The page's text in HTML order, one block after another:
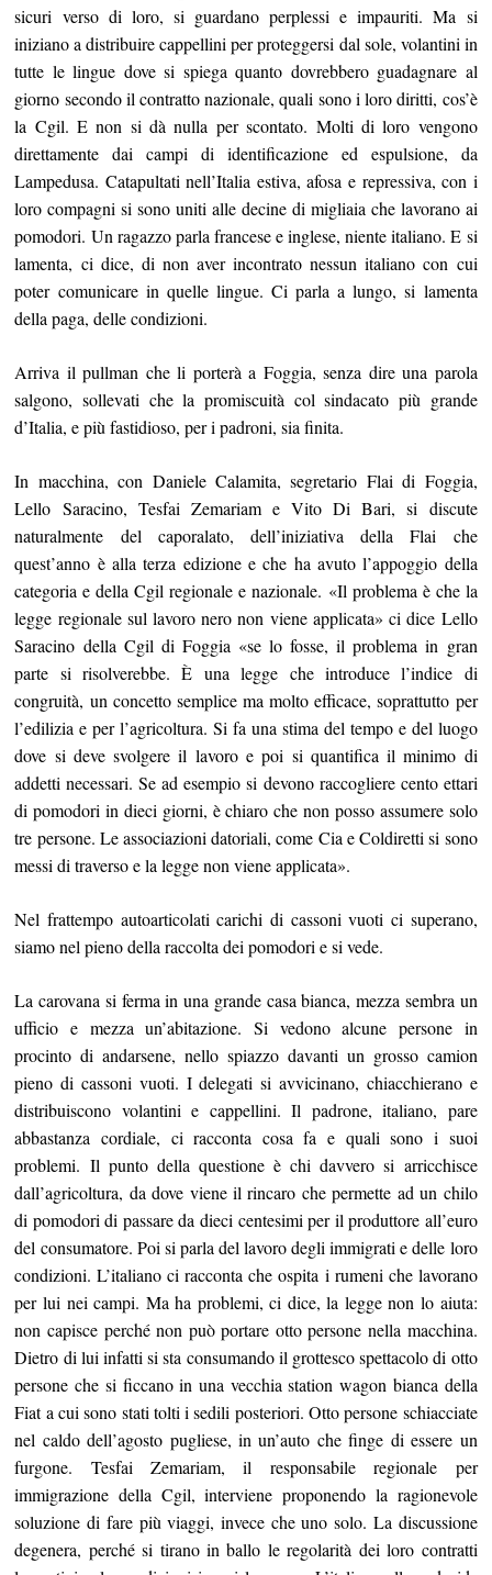
sicuri verso di loro, si guardano perplessi e impauriti. Ma si
iniziano a distribuire cappellini per proteggersi dal sole, volantini in
tutte le lingue dove si spiega quanto dovrebbero guadagnare al
giorno secondo il contratto nazionale, quali sono i loro diritti, cos’è
la Cgil. E non si dà nulla per scontato. Molti di loro vengono
direttamente dai campi di identificazione ed espulsione, da
Lampedusa. Catapultati nell’Italia estiva, afosa e repressiva, con i
loro compagni si sono uniti alle decine di migliaia che lavorano ai
pomodori. Un ragazzo parla francese e inglese, niente italiano. E si
lamenta, ci dice, di non aver incontrato nessun italiano con cui
poter comunicare in quelle lingue. Ci parla a lungo, si lamenta
della paga, delle condizioni.
Arriva il pullman che li porterà a Foggia, senza dire una parola
salgono, sollevati che la promiscuità col sindacato più grande
d’Italia, e più fastidioso, per i padroni, sia finita.
In macchina, con Daniele Calamita, segretario Flai di Foggia,
Lello Saracino, Tesfai Zemariam e Vito Di Bari, si discute
naturalmente del caporalato, dell’iniziativa della Flai che
quest’anno è alla terza edizione e che ha avuto l’appoggio della
categoria e della Cgil regionale e nazionale. «Il problema è che la
legge regionale sul lavoro nero non viene applicata» ci dice Lello
Saracino della Cgil di Foggia «se lo fosse, il problema in gran
parte si risolverebbe. È una legge che introduce l’indice di
congruità, un concetto semplice ma molto efficace, soprattutto per
l’edilizia e per l’agricoltura. Si fa una stima del tempo e del luogo
dove si deve svolgere il lavoro e poi si quantifica il minimo di
addetti necessari. Se ad esempio si devono raccogliere cento ettari
di pomodori in dieci giorni, è chiaro che non posso assumere solo
tre persone. Le associazioni datoriali, come Cia e Coldiretti si sono
messi di traverso e la legge non viene applicata».
Nel frattempo autoarticolati carichi di cassoni vuoti ci superano,
siamo nel pieno della raccolta dei pomodori e si vede.
La carovana si ferma in una grande casa bianca, mezza sembra un
ufficio e mezza un’abitazione. Si vedono alcune persone in
procinto di andarsene, nello spiazzo davanti un grosso camion
pieno di cassoni vuoti. I delegati si avvicinano, chiacchierano e
distribuiscono volantini e cappellini. Il padrone, italiano, pare
abbastanza cordiale, ci racconta cosa fa e quali sono i suoi
problemi. Il punto della questione è chi davvero si arricchisce
dall’agricoltura, da dove viene il rincaro che permette ad un chilo
di pomodori di passare da dieci centesimi per il produttore all’euro
del consumatore. Poi si parla del lavoro degli immigrati e delle loro
condizioni. L’italiano ci racconta che ospita i rumeni che lavorano
per lui nei campi. Ma ha problemi, ci dice, la legge non lo aiuta:
non capisce perché non può portare otto persone nella macchina.
Dietro di lui infatti si sta consumando il grottesco spettacolo di otto
persone che si ficcano in una vecchia station wagon bianca della
Fiat a cui sono stati tolti i sedili posteriori. Otto persone schiacciate
nel caldo dell’agosto pugliese, in un’auto che finge di essere un
furgone. Tesfai Zemariam, il responsabile regionale per
immigrazione della Cgil, interviene proponendo la ragionevole
soluzione di fare più viaggi, invece che uno solo. La discussione
degenera, perché si tirano in ballo le regolarità dei loro contratti